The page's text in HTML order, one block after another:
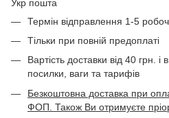
Укр пошта
Термін відправлення 1-5
Тільки при повній предоплаті
Вартість доставки від 40 грн.
посилки, ваги та тарифів
Безкоштовна доставка при
ФОП. Також Ви отримуєте